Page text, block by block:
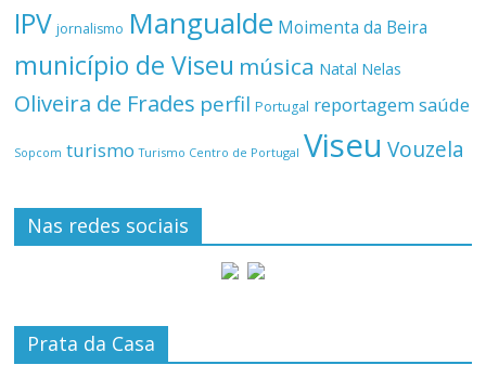
IPV jornalismo Mangualde Moimenta da Beira
município de Viseu música Natal Nelas
Oliveira de Frades perfil Portugal reportagemsaúde
Sopcom turismo Turismo Centro de Portugal Viseu Vouzela
Nas redes sociais
Prata da Casa